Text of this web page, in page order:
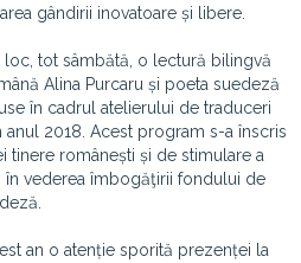
gândirii inovatoare și libere.
loc, tot sâmbătă, o lectură bilingvă
Alina Purcaru și poeta suedeză
în cadrul atelierului de traduceri
2018. Acest program s-a înscris
tinere românești și de stimulare a
vederea îmbogăţirii fondului de
an o atenție sporită prezenței la